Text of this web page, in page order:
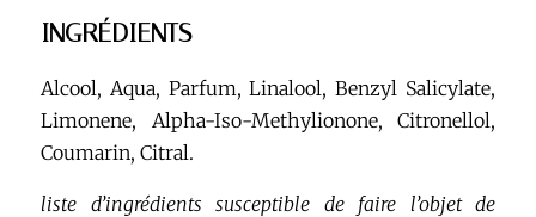
INGRÉDIENTS
Alcool, Aqua, Parfum, Linalool, Benzyl Salicylate,
Limonene, Alpha-Iso-Methylionone, Citronellol,
Coumarin, Citral.
liste d’ingrédients susceptible de faire l’objet de